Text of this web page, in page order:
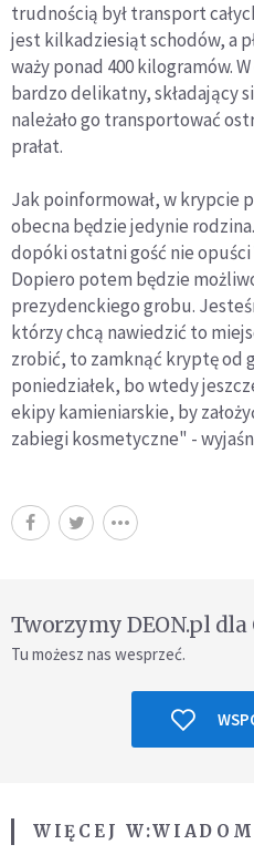
trudnością był transport
jest kilkadziesiąt schodów, a
waży ponad 400 kilogramów.
bardzo delikatny, składający
należało go transportować
prałat.
Jak poinformował, w krypcie
obecna będzie jedynie
dopóki ostatni gość nie opuści
Dopiero potem będzie
prezydenckiego grobu.
którzy chcą nawiedzić to
zrobić, to zamknąć kryptę od
poniedziałek, bo wtedy
ekipy kamieniarskie, by
zabiegi kosmetyczne" -
Tworzymy DEON.pl dla
Tu możesz nas wesprzeć.
WIĘCEJ W: